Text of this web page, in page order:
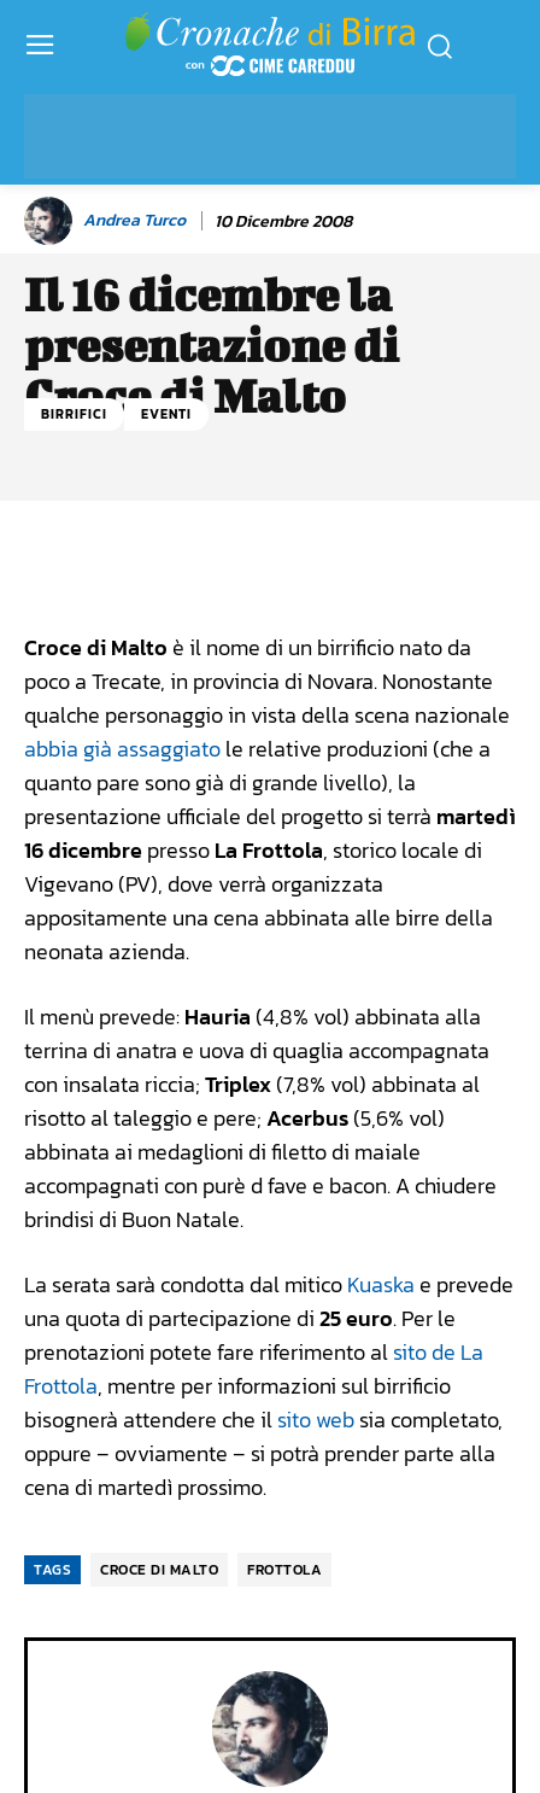
Andrea Turco 10 Dicembre 2008
Il 16 dicembre la
presentazione di
Croce di Malto
BIRRIFICI EVENTI
Croce di Malto è il nome di un birrificio nato da
poco a Trecate, in provincia di Novara. Nonostante
qualche personaggio in vista della scena nazionale
abbia già assaggiatole relative produzioni (che a
quanto pare sono già di grande livello), la
presentazione ufficiale del progetto si terrà martedì
16 dicembrepressoLa Frottola, storico locale di
Vigevano (PV), dove verrà organizzata
appositamente una cena abbinata alle birre della
neonata azienda.
Il menù prevede:Hauria (4,8% vol) abbinata alla
terrina di anatra e uova di quaglia accompagnata
con insalata riccia;Triplex(7,8% vol) abbinata al
risotto al taleggio e pere;Acerbus(5,6% vol)
abbinata ai medaglioni di filetto di maiale
accompagnati con purè d fave e bacon. A chiudere
brindisi di Buon Natale.
La serata sarà condotta dal miticoKuaska e prevede
una quota di partecipazione di25 euro. Per le
prenotazioni potete fare riferimento alsito de La
Frottola, mentre per informazioni sul birrificio
bisognerà attendere che ilsito websia completato,
oppure – ovviamente – si potrà prender parte alla
cena di martedì prossimo.
TAGS CROCE DI MALTO FROTTOLA